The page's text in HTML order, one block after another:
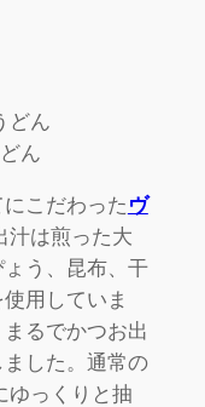
ん
こだわった ヴ
汁は煎った大
う、昆布、干
用していま
るでかつお出
した。通常の
ゆっくりと抽